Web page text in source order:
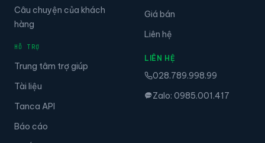
Câu chuyện của khách
hàng
HỖ TRỢ
Trung tâm trợ giúp
Tài liệu
Tanca API
Báo cáo
Giá bán
Liên hệ
LIÊN HỆ
028.789.998.99
Zalo: 0985.001.417